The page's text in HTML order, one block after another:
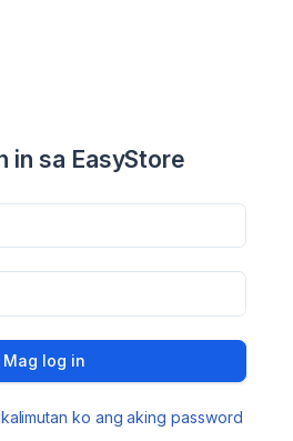
in sa EasyStore
Mag log in
ko ang aking password